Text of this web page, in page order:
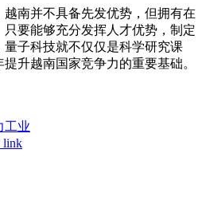
南并不具备先发优势，但拥有在
要能够充分发挥人才优势，制定
子科技就不仅仅是科学研究课
升越南国家竞争力的重要基础。
工业
link